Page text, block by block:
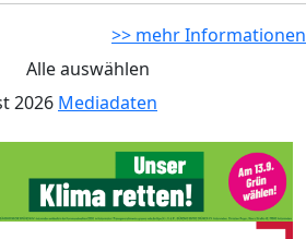
>> mehr Informationen
Alle auswählen
2026 Mediadaten